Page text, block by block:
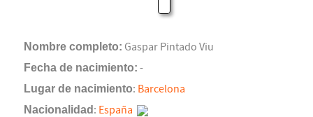
Nombre completo: Gaspar Pintado Viu
Fecha de nacimiento: -
Lugar de nacimiento: Barcelona
Nacionalidad : España